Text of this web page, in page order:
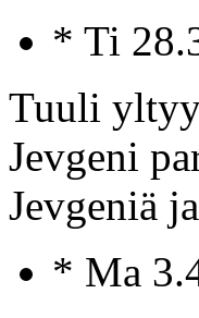
* Ti
Tuuli
Jevgeni
Jevgeniä
* Ma